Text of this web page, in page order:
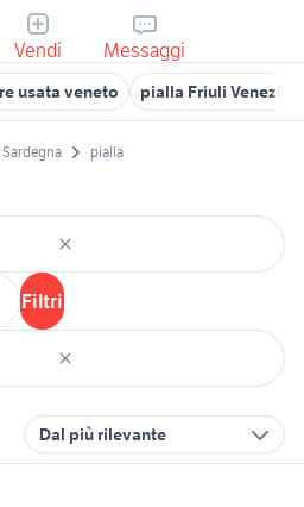
Vendi Messaggi
usata veneto pialla Friuli Venezia
Sardegna pialla
Filtri
Dal più rilevante